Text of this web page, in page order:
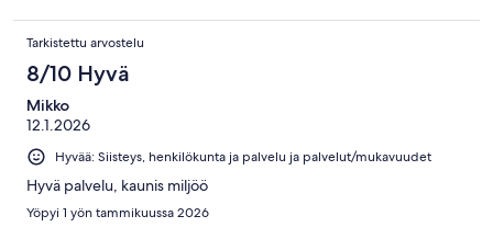
Tarkistettu arvostelu
8/10 Hyvä
Mikko
12.1.2026
Hyvää: Siisteys, henkilökunta ja palvelu ja palvelut/mukavuudet
Hyvä palvelu, kaunis miljöö
Yöpyi 1 yön tammikuussa 2026